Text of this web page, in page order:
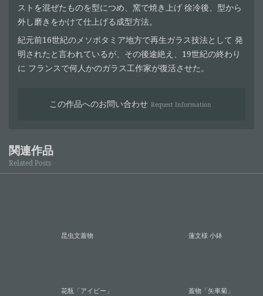
ストを混ぜたものを型につめ、窯で焼き上げ 徐冷後、型から
外し磨きをかけて仕上げる成型方法。
紀元前16世紀のメソポタミア地方で再生ガラス技法として 発
明されたと言われているが、その後途絶え、19世紀の終わり
に フランスで何人かのガラス工作家が復活させた。
この作品へのお問い合わせ Request Information
関連作品
Related Posts
昆虫文蓋物 蓮文様 小鉢
花瓶「アイビー」 蓋物「矢車菊」